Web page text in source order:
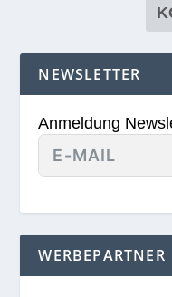
NEWSLETTER
Anmeldung
WERBEPARTNER